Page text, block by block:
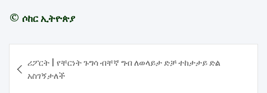
© ሶከር ኢትዮጵያ
navigation
ሪፖርት | የቸርነት ጉግሳ ብቸኛ ግብ ለወላይታ ድቻ ተከታታይ ድል
አስገኝታለች